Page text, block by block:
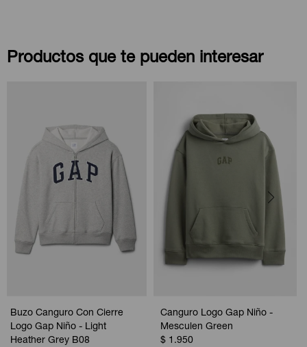
Productos que te pueden interesar
Buzo Canguro Con Cierre
Logo Gap Niño - Light
Heather Grey B08
Canguro Logo Gap Niño -
Mesculen Green
$ 1.950